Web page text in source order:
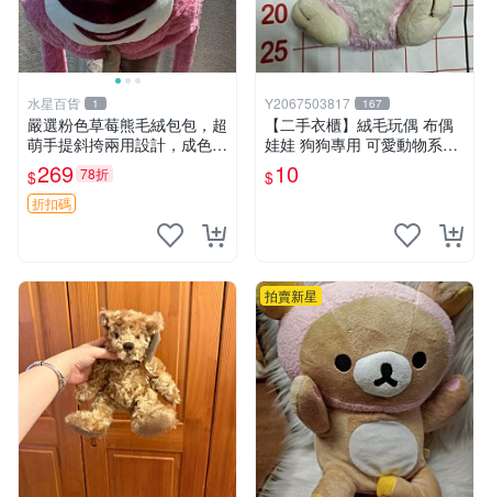
水星百貨 1
嚴選粉色草莓熊毛絨包包，超
萌手提斜挎兩用設計，成色上
佳容量大 粉紅草莓 毛絨包 超
大容量
$269 78折
折扣碼
Y2067503817 167
【二手衣櫃】絨毛玩偶 布偶
娃娃 狗狗專用 可愛動物系列
耐咬耐磨玩具 玩偶 粉紅熊寵
物玩具 1120929
$10
拍賣新星